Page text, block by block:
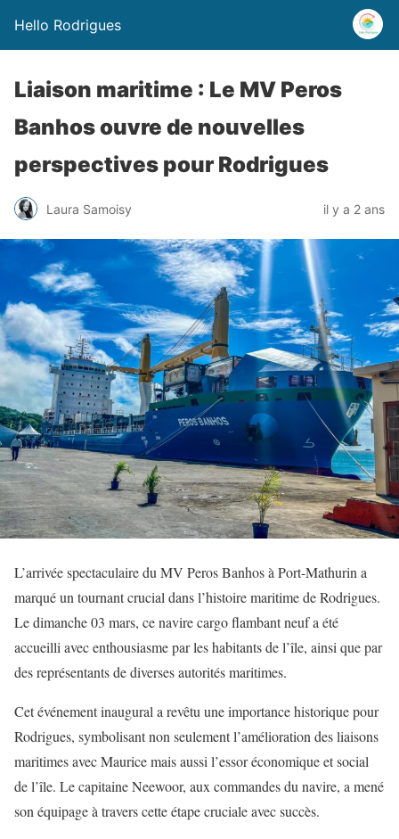
Hello Rodrigues
Liaison maritime : Le MV Peros
Banhos ouvre de nouvelles
perspectives pour Rodrigues
Laura Samoisy il y a 2 ans
L’arrivée spectaculaire du MV Peros Banhos à Port-Mathurin a
marqué un tournant crucial dans l’histoire maritime de Rodrigues.
Le dimanche 03 mars, ce navire cargo flambant neuf a été
accueilli avec enthousiasme par les habitants de l’île, ainsi que par
des représentants de diverses autorités maritimes.
Cet événement inaugural a revêtu une importance historique pour
Rodrigues, symbolisant non seulement l’amélioration des liaisons
maritimes avec Maurice mais aussi l’essor économique et social
de l’île. Le capitaine Neewoor, aux commandes du navire, a mené
son équipage à travers cette étape cruciale avec succès.